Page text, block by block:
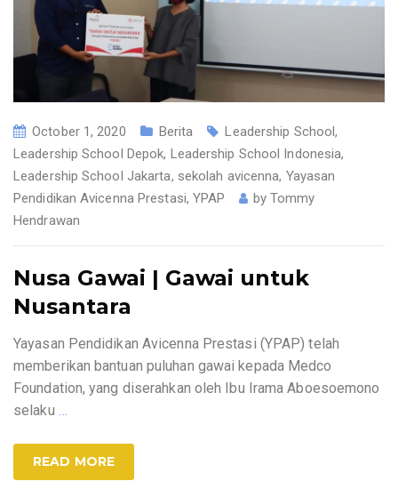
October 1, 2020 Berita Leadership School,
Leadership School Depok, Leadership School Indonesia,
Leadership School Jakarta, sekolah avicenna, Yayasan
Pendidikan Avicenna Prestasi,YPAP by Tommy
Hendrawan
Nusa Gawai | Gawai untuk
Nusantara
Yayasan Pendidikan Avicenna Prestasi (YPAP) telah
memberikan bantuan puluhan gawai kepada Medco
Foundation, yang diserahkan oleh Ibu Irama Aboesoemono
selaku
READ MORE